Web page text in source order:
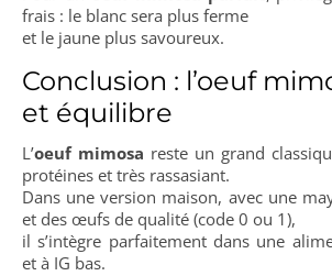
frais : le blanc sera plus ferme
et le jaune plus savoureux.
Conclusion : l’oeuf
et équilibre
L’oeuf mimosa reste un grand
protéines et très rassasiant.
Dans une version maison, avec une
et des œufs de qualité (code 0 ou 1),
il s’intègre parfaitement dans une
et à IG bas.